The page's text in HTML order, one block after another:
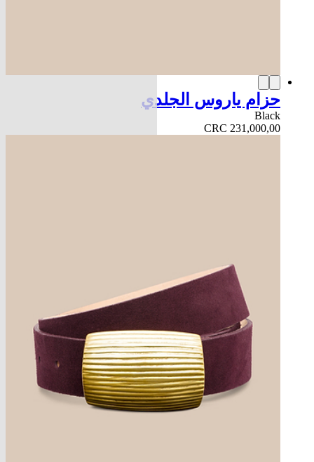
حزام ياروس الجلدي
Black
CRC 231,000,00